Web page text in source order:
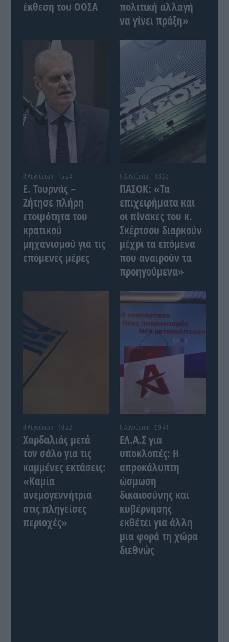
έκθεση του ΟΟΣΑ
πολιτική αλλαγή
να γίνει πράξη»
8 Αυγούστου - 15:24
Ε. Τουρνάς –
Ζήτησε πλήρη
ετοιμότητα του
κρατικού
μηχανισμού για τις
επόμενες μέρες
8 Αυγούστου - 13:03
ΠΑΣΟΚ: «Τα
επιχειρήματα και
οι πίνακες του κ.
Σκέρτσου διαρκούν
μέχρι τα επόμενα
που αναιρούν τα
προηγούμενα»
8 Αυγούστου - 10:22
Χαρδαλιάς μετά
τον σάλο για τις
καμμένες εκτάσεις:
«Καμία
ανεμογεννήτρια
στις πληγείσες
περιοχές»
8 Αυγούστου - 09:41
ΕΛ.Α.Σ για
υποκλοπές: Η
απροκάλυπτη
ώσμωση
δικαιοσύνης και
κυβέρνησης
εκθέτει για άλλη
μια φορά τη χώρα
διεθνώς